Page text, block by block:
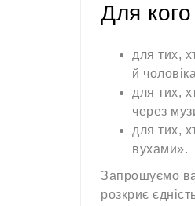
Для кого
для тих,
й
для тих,
через
для тих,
вухами».
Запрошуємо
розкриє